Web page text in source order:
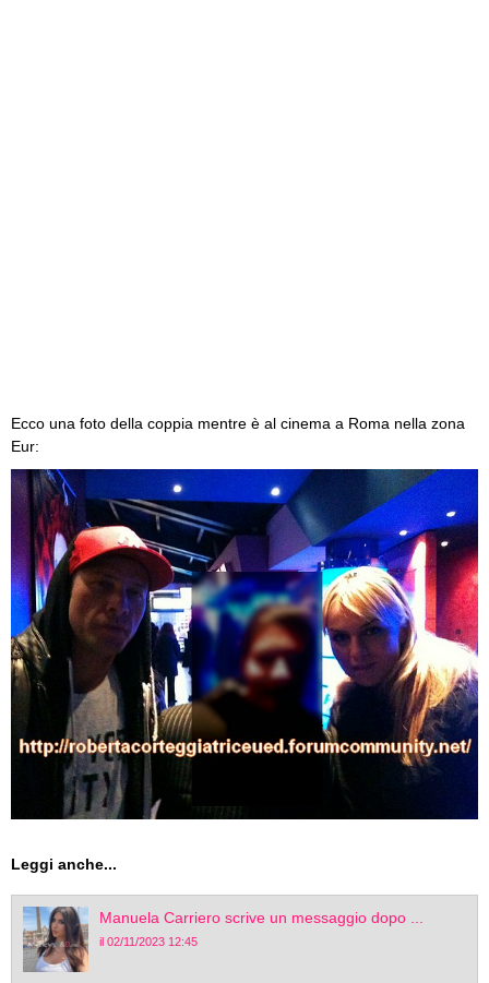
Ecco una foto della coppia mentre è al cinema a Roma nella zona
Eur:
Leggi anche...
Manuela Carriero scrive un messaggio dopo ...
il 02/11/2023 12:45